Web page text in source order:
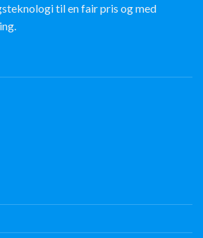
til en fair pris og med